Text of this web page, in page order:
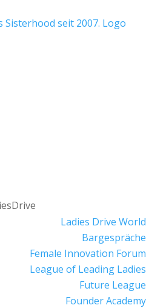
Ladies Drive World
Bargespräche
Female Innovation Forum
League of Leading Ladies
Future League
Founder Academy